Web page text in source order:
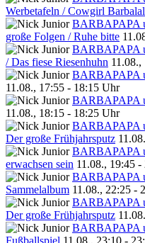
Werbetafeln / Cowgirl
BARBAPAPA
große Folgen / Ruhe bitte
BARBAPAPA
/ Das fiese Riesenhuhn
BARBAPAPA
11.08., 17:55 - 18:15 Uhr
BARBAPAPA
11.08., 18:15 - 18:25 Uhr
BARBAPAPA
Der große Frühjahrsputz
BARBAPAPA
erwachsen sein 11.08., 19:45
BARBAPAPA
Sammelalbum 11.08., 22:25 -
BARBAPAPA
Der große Frühjahrsputz
BARBAPAPA
Fußballspiel 11.08., 23:10 -